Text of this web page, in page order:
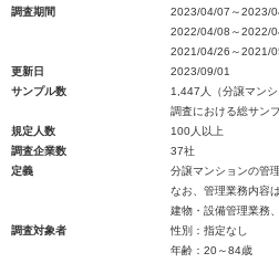
調査期間
2023/04/07～2023/
2022/04/08～2022/
2021/04/26～2021/
更新日
2023/09/01
サンプル数
1,447人（分譲マン
調査における総サン
規定人数
100人以上
調査企業数
37社
定義
分譲マンションの管
なお、管理業務内容
建物・設備管理業務
調査対象者
性別：指定なし
年齢：20～84歳